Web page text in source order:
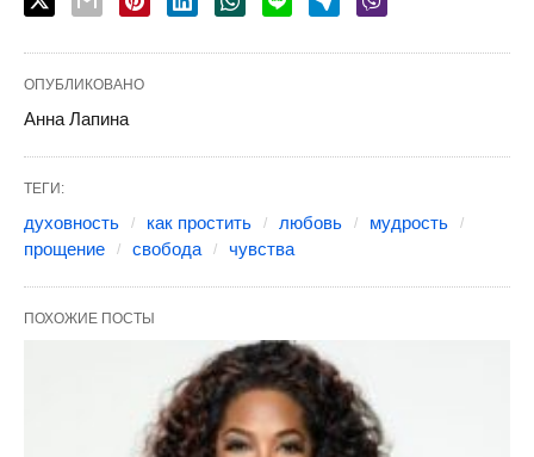
ОПУБЛИКОВАНО
Анна Лапина
ТЕГИ:
духовность как простить любовь
мудрость
прощение
свобода чувства
ПОХОЖИЕ ПОСТЫ